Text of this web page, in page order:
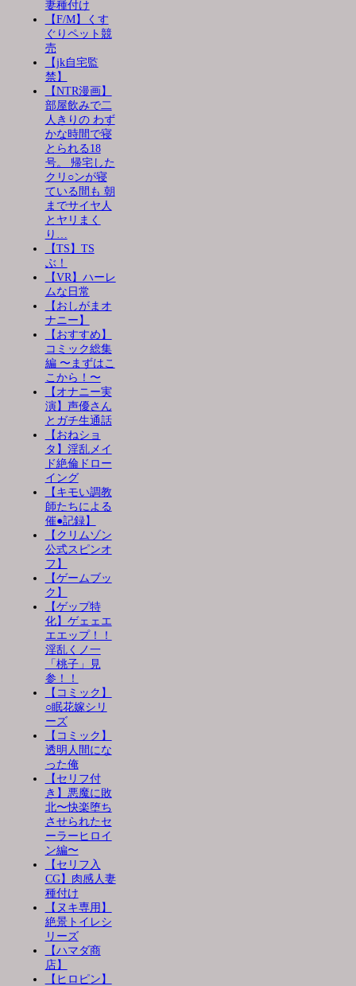
妻種付け
【F/M】くす
ぐりペット競
売
【jk自宅監
禁】
【NTR漫画】
部屋飲みで二
人きりの わず
かな時間で寝
とられる18
号。 帰宅した
クリ○ンが寝
ている間も 朝
までサイヤ人
とヤリまく
り…
【TS】TS
ぶ！
【VR】ハーレ
ムな日常
【おしがまオ
ナニー】
【おすすめ】
コミック総集
編 〜まずはこ
こから！〜
【オナニー実
演】声優さん
とガチ生通話
【おねショ
タ】淫乱メイ
ド絶倫ドロー
イング
【キモい調教
師たちによる
催●記録】
【クリムゾン
公式スピンオ
フ】
【ゲームブッ
ク】
【ゲップ特
化】ゲェェエ
エエップ！！
淫乱くノ一
「桃子」見
参！！
【コミック】
○眠花嫁シリ
ーズ
【コミック】
透明人間にな
った俺
【セリフ付
き】悪魔に敗
北〜快楽堕ち
させられたセ
ーラーヒロイ
ン編〜
【セリフ入
CG】肉感人妻
種付け
【ヌキ専用】
絶景トイレシ
リーズ
【ハマダ商
店】
【ヒロピン】